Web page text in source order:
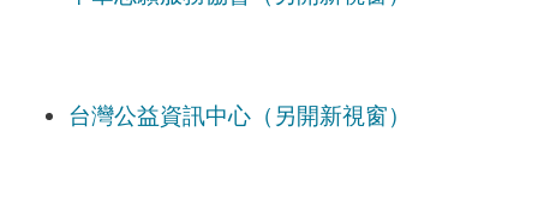
台灣公益資訊中心（另開新視窗）